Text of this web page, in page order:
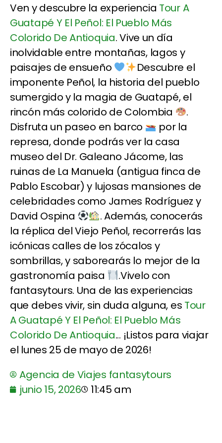
Ven y descubre la experiencia Tour A
Guatapé Y El Peñol: El Pueblo Más
Colorido De Antioquia. Vive un día
inolvidable entre montañas, lagos y
paisajes de ensueño
Descubre el
imponente Peñol, la historia del pueblo
sumergido y la magia de Guatapé, el
rincón más colorido de Colombia
.
Disfruta un paseo en barco
por la
represa, donde podrás ver la casa
museo del Dr. Galeano Jácome, las
ruinas de La Manuela (antigua finca de
Pablo Escobar) y lujosas mansiones de
celebridades como James Rodríguez y
David Ospina
. Además, conocerás
la réplica del Viejo Peñol, recorrerás las
icónicas calles de los zócalos y
sombrillas, y saborearás lo mejor de la
gastronomía paisa
.Vivelo con
fantasytours. Una de las experiencias
que debes vivir, sin duda alguna, es Tour
A Guatapé Y El Peñol: El Pueblo Más
Colorido De Antioquia... ¡Listos para viajar
el lunes 25 de mayo de 2026!
Agencia de Viajes fantasytours
junio 15, 2026
11:45 am